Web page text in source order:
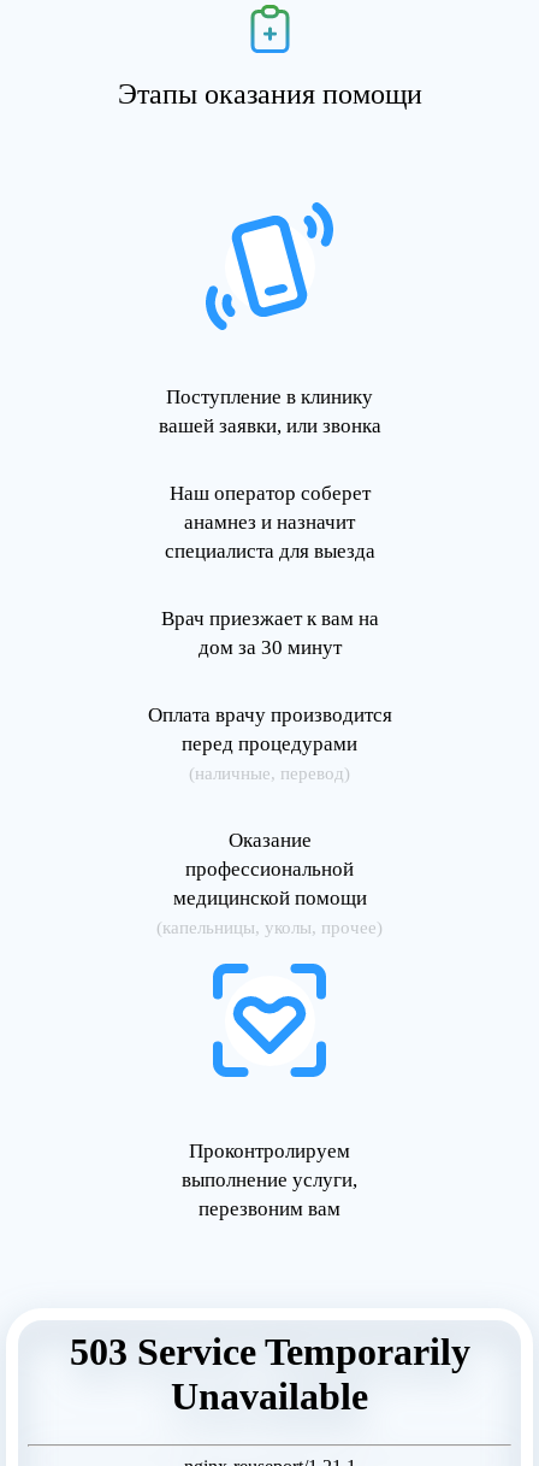
Этапы оказания помощи
Поступление в клинику
вашей заявки, или звонка
Наш оператор соберет
анамнез и назначит
специалиста для выезда
Врач приезжает к вам на
дом за 30 минут
Оплата врачу производится
перед процедурами
(наличные, перевод)
Оказание
профессиональной
медицинской помощи
(капельницы, уколы, прочее)
Проконтролируем
выполнение услуги,
перезвоним вам